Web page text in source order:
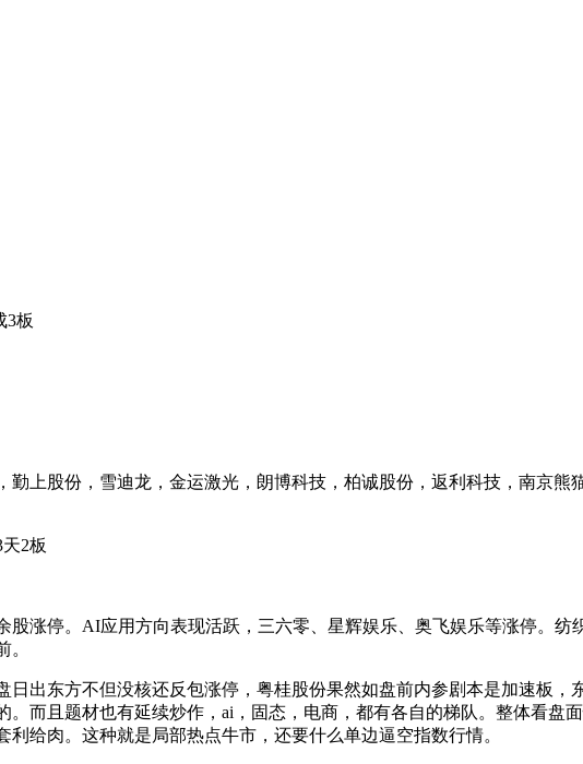
3板
上股份，雪迪龙，金运激光，朗博科技，柏诚股份，返利科技，南京熊
2板
涨停。AI应用方向表现活跃，三六零、星辉娱乐、奥飞娱乐等涨停。纺
。
出东方不但没核还反包涨停，粤桂股份果然如盘前内参剧本是加速板，
而且题材也有延续炒作，ai，固态，电商，都有各自的梯队。整体看盘
给肉。这种就是局部热点牛市，还要什么单边逼空指数行情。